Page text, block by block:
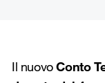
Il nuovoConto